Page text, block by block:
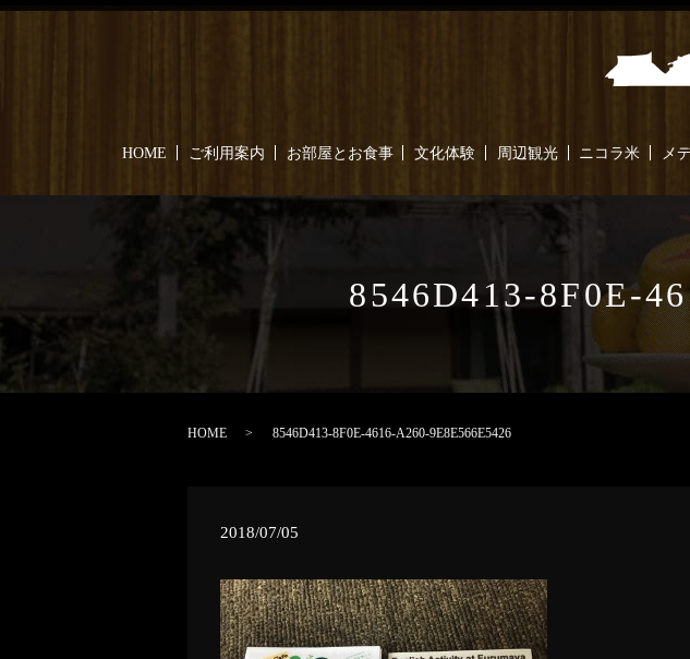
HOME ご利用案内 お部屋とお食事 文化体験 周辺観光 ニコラ米 メ
8546D413-8F0E-
HOME 8546D413-8F0E-4616-A260-9E8E566E5426
2018/07/05